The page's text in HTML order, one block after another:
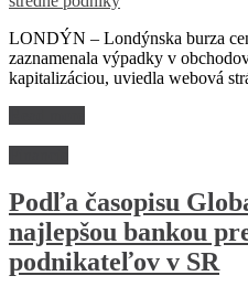
LONDÝN – Londýnska burza
zaznamenala výpadky v
kapitalizáciou, uviedla webová
Podľa časopisu
najlepšou bankou
podnikateľov v SR